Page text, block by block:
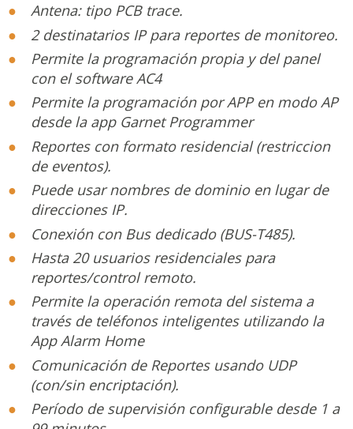
Antena: tipo PCB trace.
2 destinatarios IP para reportes de monitoreo.
Permite la programación propia y del panel
con el software AC4
Permite la programación por APP en modo AP
desde la app Garnet Programmer
Reportes con formato residencial (restriccion
de eventos).
Puede usar nombres de dominio en lugar de
direcciones IP.
Conexión con Bus dedicado (BUS-T485).
Hasta 20 usuarios residenciales para
reportes/control remoto.
Permite la operación remota del sistema a
través de teléfonos inteligentes utilizando la
App Alarm Home
Comunicación de Reportes usando UDP
(con/sin encriptación).
Período de supervisión configurable desde 1 a